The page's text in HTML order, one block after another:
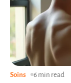
Soins 6 min read